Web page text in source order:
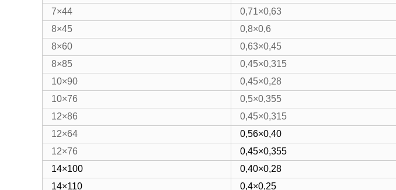
7×44 0,71×0,63
8×45
0,8×0,6
8×60
0,63×0,45
8×85
0,45×0,315
10×90
0,45×0,28
10×76
0,5×0,355
12×86
0,45×0,315
12×64
0,56×0,40
12×76
0,45×0,355
14×100
0,40×0,28
14×110
0,4×0,25